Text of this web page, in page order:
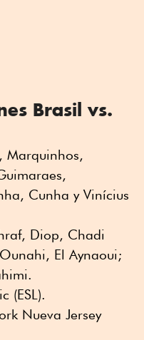
Brasil vs.
Marquinhos,
Cunha y Vinícius
Diop, Chadi
El Aynaoui;
(ESL).
Nueva Jersey